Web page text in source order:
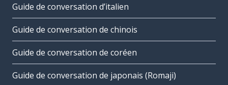
Guide de conversation d’italien
Guide de conversation de chinois
Guide de conversation de coréen
Guide de conversation de japonais (Romaji)